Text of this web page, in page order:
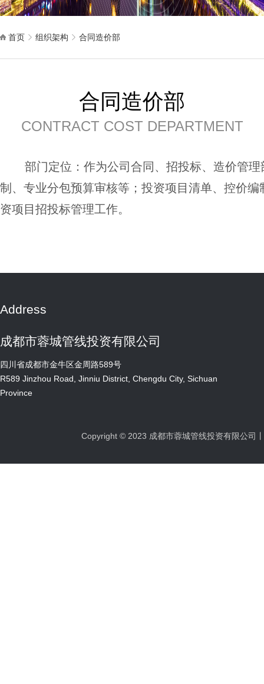
首页 组织架构 合同造价部
合同造价部
CONTRACT COST DEPARTMENT
部门定位：作为公司合同、招投标、造价管理
制、专业分包预算审核等；投资项目清单、控价
资项目招投标管理工作。
Address
成都市蓉城管线投资有限公司
四川省成都市金牛区金周路589号
R589 Jinzhou Road, Jinniu District, Chengdu City, Sichuan
Province
Copyright © 2023 成都市蓉城管线投资有限公司